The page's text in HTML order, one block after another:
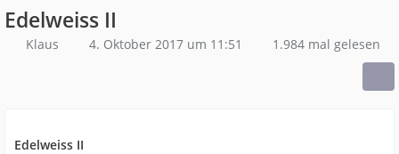
Edelweiss II
Klaus 4. Oktober 2017 um 11:51 1.984 mal gelesen
Edelweiss II